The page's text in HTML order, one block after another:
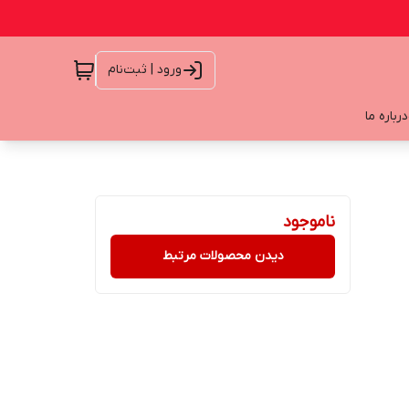
ورود | ثبت‌نام
درباره ما
ناموجود
دیدن محصولات مرتبط